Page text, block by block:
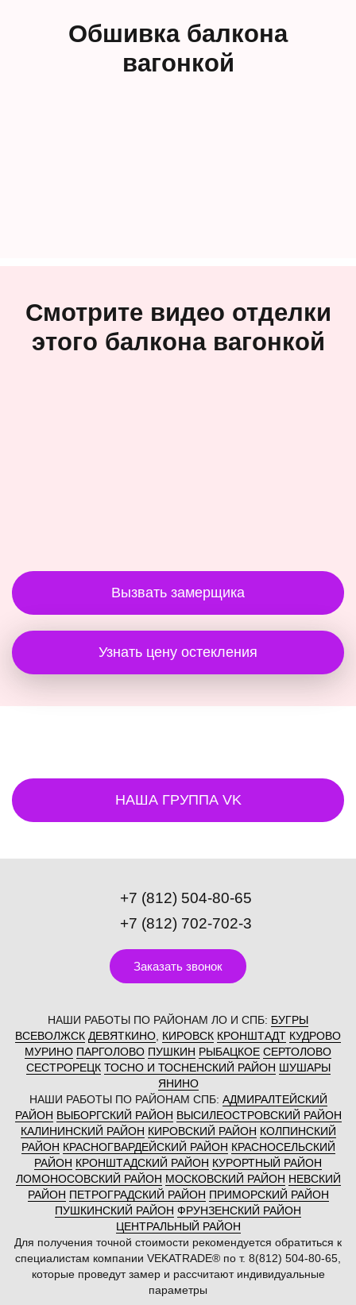
Обшивка балкона
вагонкой
Смотрите видео отделки
этого балкона вагонкой
Вызвать замерщика
Узнать цену остекления
НАША ГРУППА VK
+7 (812) 504-80-65
+7 (812) 702-702-3
Заказать звонок
НАШИ РАБОТЫ ПО РАЙОНАМ ЛО И СПБ: БУГРЫ
ВСЕВОЛЖСК ДЕВЯТКИНО КИРОВСК КРОНШТАДТ КУДРОВО
МУРИНО ПАРГОЛОВО ПУШКИН РЫБАЦКОЕ СЕРТОЛОВО
СЕСТРОРЕЦК ТОСНО И ТОСНЕНСКИЙ РАЙОН ШУШАРЫ
ЯНИНО
НАШИ РАБОТЫ ПО РАЙОНАМ СПБ: АДМИРАЛТЕЙСКИЙ
РАЙОН ВЫБОРГСКИЙ РАЙОН ВЫСИЛЕОСТРОВСКИЙ РАЙОН
КАЛИНИНСКИЙ РАЙОН КИРОВСКИЙ РАЙОН КОЛПИНСКИЙ
РАЙОН КРАСНОГВАРДЕЙСКИЙ РАЙОН КРАСНОСЕЛЬСКИЙ
РАЙОН КРОНШТАДСКИЙ РАЙОН КУРОРТНЫЙ РАЙОН
ЛОМОНОСОВСКИЙ РАЙОН МОСКОВСКИЙ РАЙОН НЕВСКИЙ
РАЙОН ПЕТРОГРАДСКИЙ РАЙОН ПРИМОРСКИЙ РАЙОН
ПУШКИНСКИЙ РАЙОН ФРУНЗЕНСКИЙ РАЙОН
ЦЕНТРАЛЬНЫЙ РАЙОН
Для получения точной стоимости рекомендуется обратиться к
специалистам компании VEKATRADE® по т. 8(812) 504-80-65,
которые проведут замер и рассчитают индивидуальные
параметры